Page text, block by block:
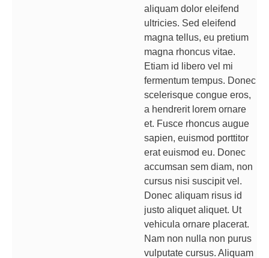
aliquam dolor eleifend
ultricies. Sed eleifend
magna tellus, eu pretium
magna rhoncus vitae.
Etiam id libero vel mi
fermentum tempus. Donec
scelerisque congue eros,
a hendrerit lorem ornare
et. Fusce rhoncus augue
sapien, euismod porttitor
erat euismod eu. Donec
accumsan sem diam, non
cursus nisi suscipit vel.
Donec aliquam risus id
justo aliquet aliquet. Ut
vehicula ornare placerat.
Nam non nulla non purus
vulputate cursus. Aliquam